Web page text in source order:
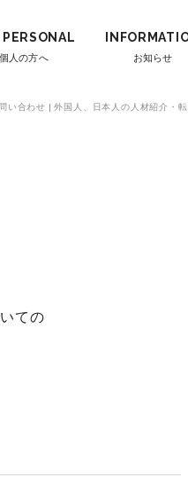
PERSONAL
個人の方へ お知らせ
い合わせ | 外国人、日本人の人材紹介・
ての